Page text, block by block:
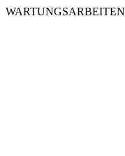
WARTUNGSARBEITEN